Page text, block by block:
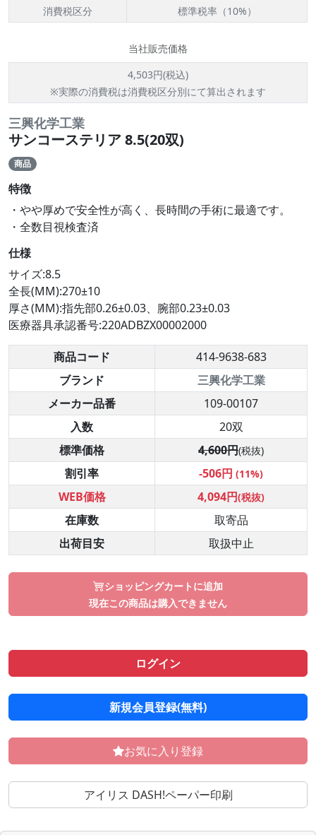
消費税区分
標準税率（10%）
当社販売価格
4,503円(税込)
※実際の消費税は消費税区分別にて算出されます
三興化学工業
サンコーステリア 8.5(20双)
商品
特徴
・やや厚めで安全性が高く、長時間の手術に最適です。
・全数目視検査済
仕様
サイズ:8.5
全長(MM):270±10
厚さ(MM):指先部0.26±0.03、腕部0.23±0.03
医療器具承認番号:220ADBZX00002000
商品コード
414-9638-683
ブランド
三興化学工業
メーカー品番
109-00107
入数
20双
標準価格
4,600円(税抜)
割引率 -506円 (11%)
WEB価格 4,094円(税抜)
在庫数
取寄品
出荷目安
取扱中止
ショッピングカートに追加
現在この商品は購入できません
ログイン
新規会員登録(無料)
お気に入り登録
アイリス DASH!ペーパー印刷